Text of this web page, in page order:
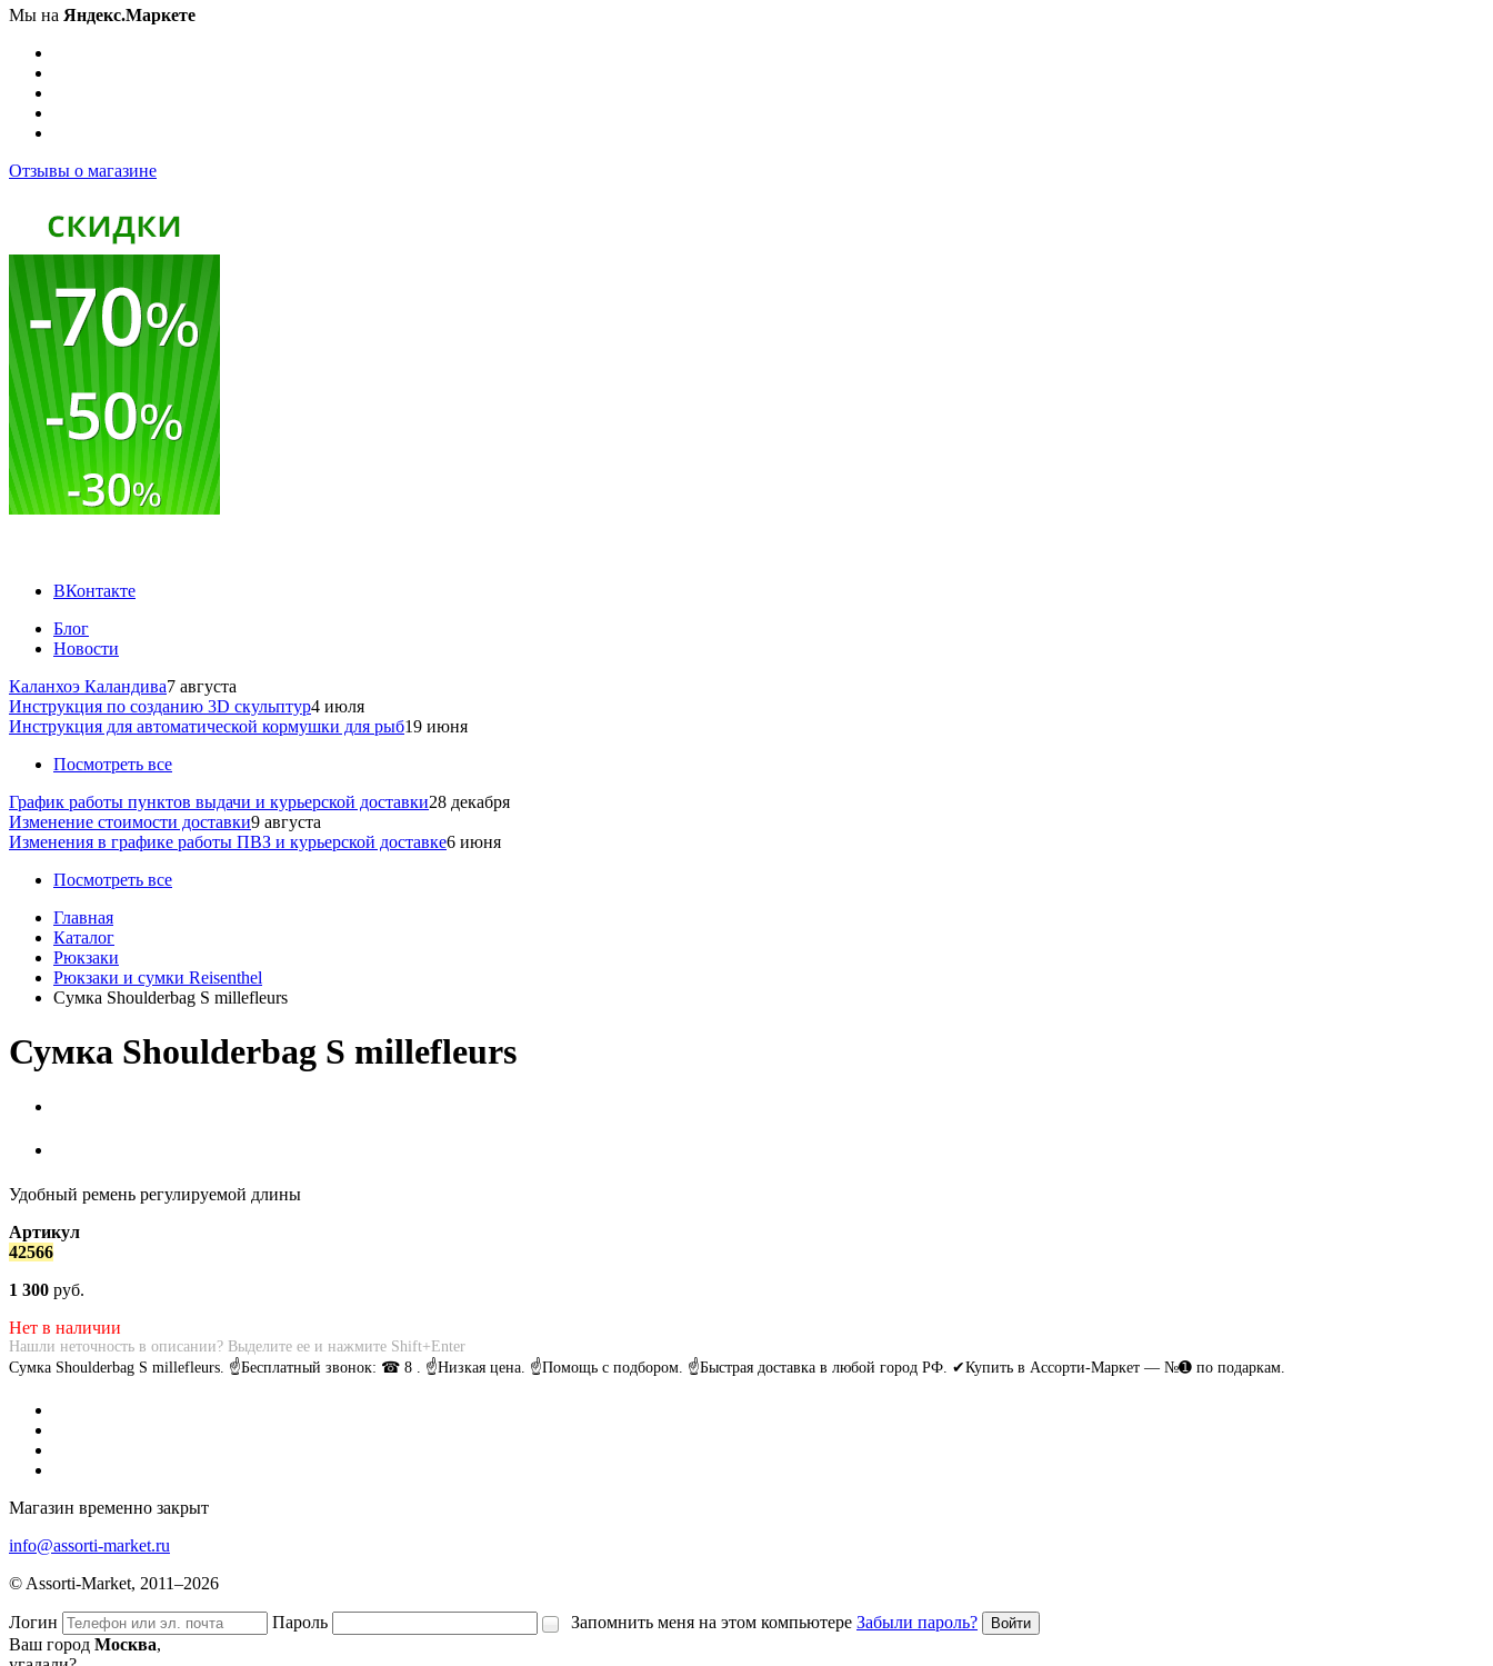
Мы на Яндекс.Маркете
Отзывы о магазине
ВКонтакте
Блог
Новости
Каланхоэ Каландива7 августа
Инструкция по созданию 3D скульптур4 июля
Инструкция для автоматической кормушки для рыб19 июня
Посмотреть все
График работы пунктов выдачи и курьерской доставки28 декабря
Изменение стоимости доставки9 августа
Изменения в графике работы ПВЗ и курьерской доставке6 июня
Посмотреть все
Главная
Каталог
Рюкзаки
Рюкзаки и сумки Reisenthel
Сумка Shoulderbag S millefleurs
Сумка Shoulderbag S millefleurs
Удобный ремень регулируемой длины
Артикул
42566
1 300 руб.
Нет в наличии
Нашли неточность в описании? Выделите ее и нажмите Shift+Enter
Сумка Shoulderbag S millefleurs. ☝Бесплатный звонок: ☎ 8 . ☝Низкая цена. ☝Помощь с подбором. ☝Быстрая доставка в любой город РФ. ✔Купить в Ассорти-Маркет — №➊ по подаркам.
Магазин временно закрыт
info@assorti-market.ru
© Assorti-Market, 2011–2026
Логин Пароль Запомнить меня на этом компьютере Забыли пароль?
Ваш город Москва,